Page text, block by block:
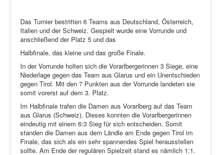
Das Turnier bestritten 6 Teams aus Deutschland, Österreich,
Italien und der Schweiz. Gespielt wurde eine Vorrunde und
anschließend der Platz 5 und das
Halbfinale, das kleine und das große Finale.
In der Vorrunde holten sich die Vorarlbergerinnen 3 Siege, eine
Niederlage gegen das Team aus Glarus und ein Unentschieden
gegen Tirol. Mit den 7 Punkten aus der Vorrunde landeten sie
somit vorerst auf dem 3. Platz.
Im Halbfinale trafen die Damen aus Vorarlberg auf das Team
aus Glarus (Schweiz). Dieses konnten die Vorarlbergerinnen
eindeutig mit einem 6:3 Sieg für sich entscheiden. Somit
standen die Damen aus dem Ländle am Ende gegen Tirol im
Finale, das sich als ein sehr spannendes Spiel herausstellen
sollte. Am Ende der regulären Spielzeit stand es nämlich 1:1.